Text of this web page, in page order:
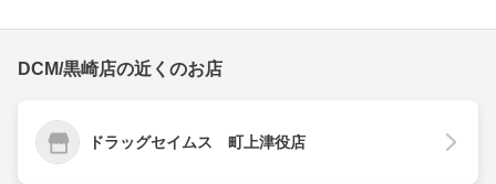
DCM/黒崎店の近くのお店
ドラッグセイムス 町上津役店